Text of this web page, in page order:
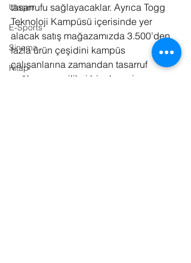
Ulaşım
E-Sports
Sinema
Kitap
tasarrufu sağlayacaklar. Ayrıca Togg
Teknoloji Kampüsü içerisinde yer
alacak satış mağazamızda 3.500’den
fazla ürün çeşidini kampüs
çalışanlarına zamandan tasarruf
sağlayan yenilikçi bir alışveriş